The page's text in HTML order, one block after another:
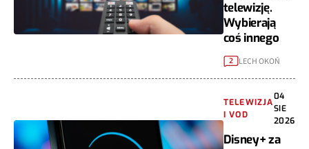
telewizję.
Wybierają
coś innego
2 LECH OKOŃ
TELEWIZJA
I VOD
04
SIE
2026
Disney+ za